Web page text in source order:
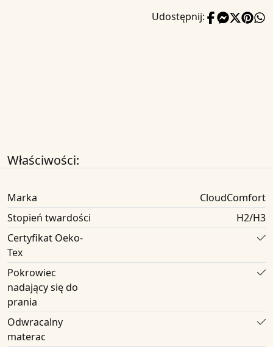
Udostępnij:
Właściwości:
Marka
CloudComfort
Stopień twardości
H2/H3
Certyfikat Oeko-
Tex
Pokrowiec
nadający się do
prania
Odwracalny
materac